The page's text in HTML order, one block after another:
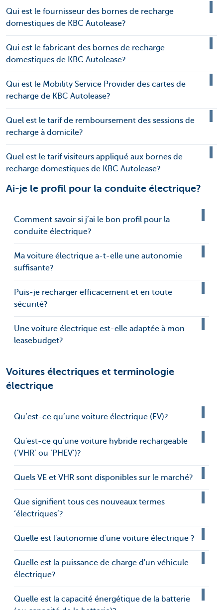
Qui est le fournisseur des bornes de recharge
domestiques de KBC Autolease?
Qui est le fabricant des bornes de recharge
domestiques de KBC Autolease?
Qui est le Mobility Service Provider des cartes de
recharge de KBC Autolease?
Quel est le tarif de remboursement des sessions de
recharge à domicile?
Quel est le tarif visiteurs appliqué aux bornes de
recharge domestiques de KBC Autolease?
Ai-je le profil pour la conduite électrique?
Comment savoir si j’ai le bon profil pour la
conduite électrique?
Ma voiture électrique a-t-elle une autonomie
suffisante?
Puis-je recharger efficacement et en toute
sécurité?
Une voiture électrique est-elle adaptée à mon
leasebudget?
Voitures électriques et terminologie
électrique
Qu’est-ce qu’une voiture électrique (EV)?
Qu'est-ce qu'une voiture hybride rechargeable
(‘VHR’ ou ‘PHEV’)?
Quels VE et VHR sont disponibles sur le marché?
Que signifient tous ces nouveaux termes
‘électriques’?
Quelle est l'autonomie d'une voiture électrique ?
Quelle est la puissance de charge d'un véhicule
électrique?
Quelle est la capacité énergétique de la batterie